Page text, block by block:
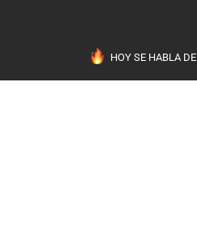
HOY SE HABLA DE